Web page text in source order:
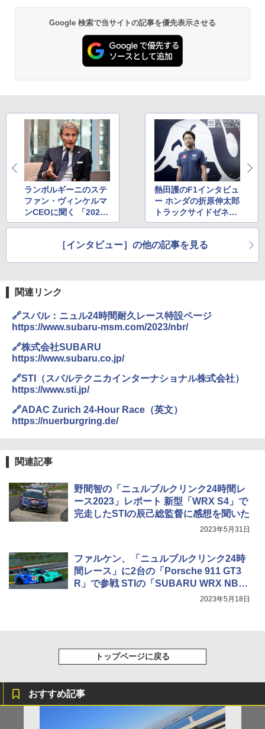
Google 検索で当サイトの記事を優先表示させる
ランボルギーニのステ
ファン・ヴィンケルマ
ンCEOに聞く 「2023
年は60周年に加えてハ
エンジンがデビューす
熱田護のF1インタビュ
ー ホンダの折原伸太郎
トラックサイドゼネラ
ルマネージャー「レー
言っていたので夢が叶
［インタビュー］の他の記事を見る
関連リンク
🔗スバル：ニュル24時間耐久レース特設ページ
https://www.subaru-msm.com/2023/nbr/
🔗株式会社SUBARU
https://www.subaru.co.jp/
🔗STI（スバルテクニカインターナショナル株式会社）
https://www.sti.jp/
🔗ADAC Zurich 24-Hour Race（英文）
https://nuerburgring.de/
関連記事
野間智の「ニュルブルクリンク24時間レ
ース2023」レポート 新型「WRX S4」で
完走したSTIの辰己総監督に感想を聞いた
2023年5月31日
ファルケン、「ニュルブルクリンク24時
間レース」に2台の「Porsche 911 GT3
R」で参戦 STIの「SUBARU WRX NBR
CHALLENGE 2023」にタイヤを供給
2023年5月18日
トップページに戻る
おすすめ記事